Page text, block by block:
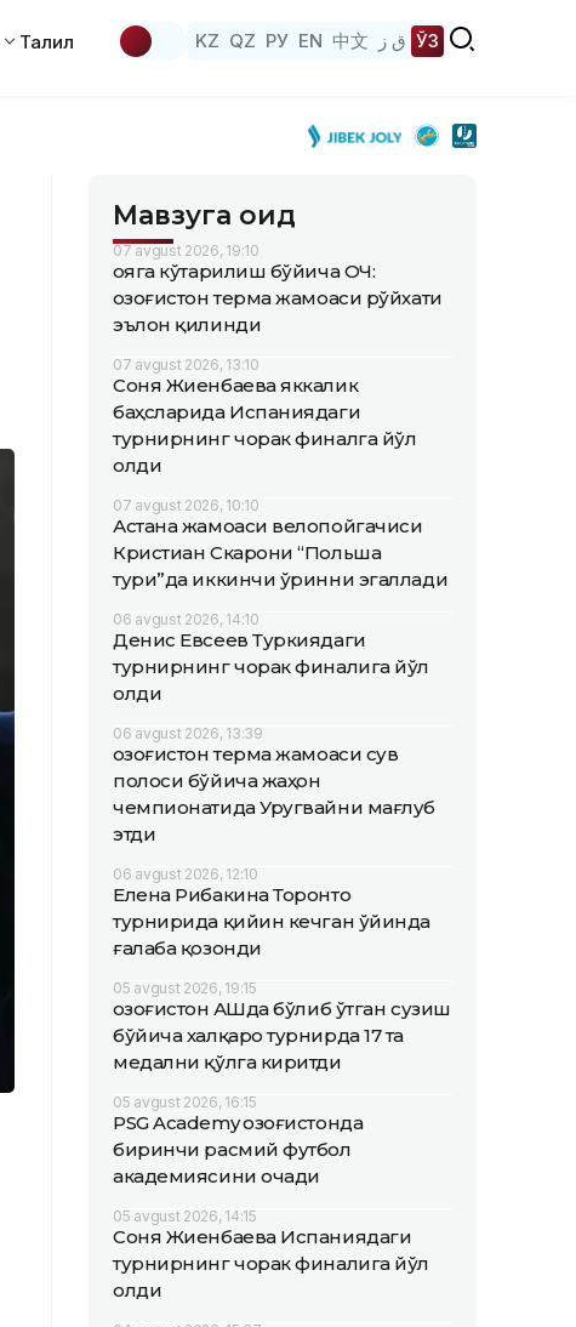
Таҳлил KZ QZ РУ EN 中文 ق ز ЎЗ
Мавзуга оид
07 avgust 2026, 19:10
Қояга кўтарилиш бўйича ОЧ:
Қозоғистон терма жамоаси рўйхати
эълон қилинди
07 avgust 2026, 13:10
Соня Жиенбаева яккалик
баҳсларида Испаниядаги
турнирнинг чорак финалга йўл
олди
07 avgust 2026, 10:10
Астана жамоаси велопойгачиси
Кристиан Скарони “Польша
тури”да иккинчи ўринни эгаллади
06 avgust 2026, 14:10
Денис Евсеев Туркиядаги
турнирнинг чорак финалига йўл
олди
06 avgust 2026, 13:39
Қозоғистон терма жамоаси сув
полоси бўйича жаҳон
чемпионатида Уругвайни мағлуб
этди
06 avgust 2026, 12:10
Елена Рибакина Торонто
турнирида қийин кечган ўйинда
ғалаба қозонди
05 avgust 2026, 19:15
Қозоғистон АҚШда бўлиб ўтган сузиш
бўйича халқаро турнирда 17 та
медални қўлга киритди
05 avgust 2026, 16:15
PSG Academy Қозоғистонда
биринчи расмий футбол
академиясини очади
05 avgust 2026, 14:15
Соня Жиенбаева Испаниядаги
турнирнинг чорак финалига йўл
олди